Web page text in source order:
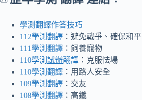
學測翻譯作答技巧
112學測翻譯 ：避免戰爭、確保和平
111學測翻譯 ：飼養寵物
110學測 試辦翻譯 ：克服怯場
110學測翻譯 ：用路人安全
109學測翻譯 ：交友
108學測翻譯 ：高鐵